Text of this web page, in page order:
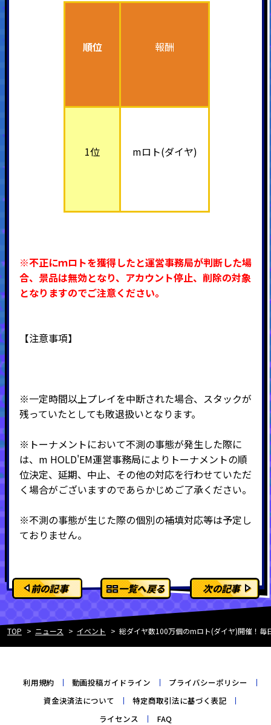
順位 報酬
1位 mロト(ダイヤ)
※不正にｍロトを獲得したと運営事務局が判断した場
合、景品は無効となり、アカウント停止、削除の対象
となりますのでご注意ください。
【注意事項】
※一定時間以上プレイを中断された場合、スタックが
残っていたとしても敗退扱いとなります。
※トーナメントにおいて不測の事態が発生した際に
は、m HOLD'EM運営事務局によりトーナメントの順
位決定、延期、中止、その他の対応を行わせていただ
く場合がございますのであらかじめご了承ください。
※不測の事態が生じた際の個別の補填対応等は予定し
ておりません。
前の記事 一覧へ戻る 次の記事
TOP ニュース イベント 総ダイヤ数100万個のmロト(ダイヤ)開催！毎
利用規約 動画投稿ガイドライン
プライバシーポリシー
資金決済法について
特定商取引法に基づく表記
ライセンス
FAQ